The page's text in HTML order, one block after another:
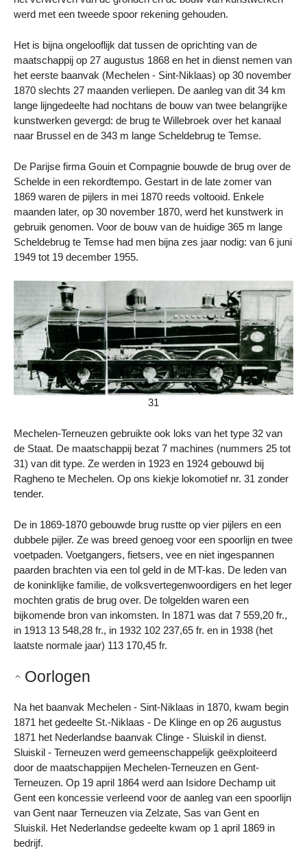
werd met een tweede spoor rekening gehouden.
Het is bijna ongelooflijk dat tussen de oprichting van de
maatschappij op 27 augustus 1868 en het in dienst nemen van
het eerste baanvak (Mechelen - Sint-Niklaas) op 30 november
1870 slechts 27 maanden verliepen. De aanleg van dit 34 km
lange lijngedeelte had nochtans de bouw van twee belangrijke
kunstwerken gevergd: de brug te Willebroek over het kanaal
naar Brussel en de 343 m lange Scheldebrug te Temse.
De Parijse firma Gouin et Compagnie bouwde de brug over de
Schelde in een rekordtempo. Gestart in de late zomer van
1869 waren de pijlers in mei 1870 reeds voltooid. Enkele
maanden later, op 30 november 1870, werd het kunstwerk in
gebruik genomen. Voor de bouw van de huidige 365 m lange
Scheldebrug te Temse had men bijna zes jaar nodig: van 6 juni
1949 tot 19 december 1955.
31
Mechelen-Terneuzen gebruikte ook loks van het type 32 van
de Staat. De maatschappij bezat 7 machines (nummers 25 tot
31) van dit type. Ze werden in 1923 en 1924 gebouwd bij
Ragheno te Mechelen. Op ons kiekje lokomotief nr. 31 zonder
tender.
De in 1869-1870 gebouwde brug rustte op vier pijlers en een
dubbele pijler. Ze was breed genoeg voor een spoorlijn en twee
voetpaden. Voetgangers, fietsers, vee en niet ingespannen
paarden brachten via een tol geld in de MT-kas. De leden van
de koninklijke familie, de volksvertegenwoordigers en het leger
mochten gratis de brug over. De tolgelden waren een
bijkomende bron van inkomsten. In 1871 was dat 7 559,20 fr.,
in 1913 13 548,28 fr., in 1932 102 237,65 fr. en in 1938 (het
laatste normale jaar) 113 170,45 fr.
Oorlogen
Na het baanvak Mechelen - Sint-Niklaas in 1870, kwam begin
1871 het gedeelte St.-Niklaas - De Klinge en op 26 augustus
1871 het Nederlandse baanvak Clinge - Sluiskil in dienst.
Sluiskil - Terneuzen werd gemeenschappelijk geëxploiteerd
door de maatschappijen Mechelen-Terneuzen en Gent-
Terneuzen. Op 19 april 1864 werd aan Isidore Dechamp uit
Gent een koncessie verleend voor de aanleg van een spoorlijn
van Gent naar Terneuzen via Zelzate, Sas van Gent en
Sluiskil. Het Nederlandse gedeelte kwam op 1 april 1869 in
bedrijf.